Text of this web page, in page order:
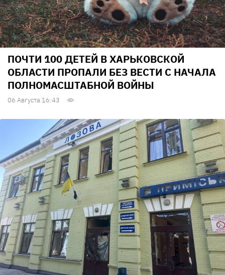
ПОЧТИ 100 ДЕТЕЙ В ХАРЬКОВСКОЙ
ОБЛАСТИ ПРОПАЛИ БЕЗ ВЕСТИ С НАЧАЛА
ПОЛНОМАСШТАБНОЙ ВОЙНЫ
06 Августа 16:43